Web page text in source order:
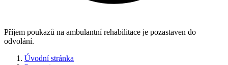
Příjem poukazů na ambulantní rehabilitace je pozastaven do
odvolání.
Úvodní stránka